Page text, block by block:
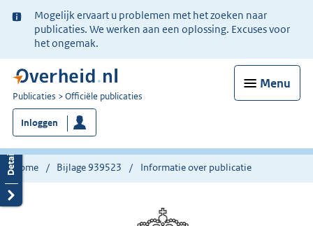
Ter
informatie:
Mogelijk ervaart u problemen met het zoeken naar
publicaties. We werken aan een oplossing. Excuses voor
het ongemak.
Menu
U
bent
nu
hier:
Publicaties Officiële publicaties
Inloggen
Home Bijlage 939523 Informatie over publicatie